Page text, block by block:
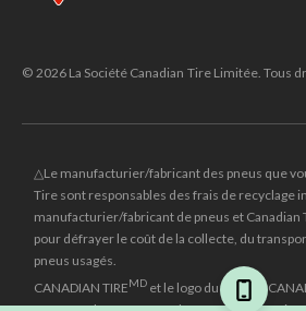
© 2026 La Société Canadian Tire Limitée. Tous
△Le manufacturier/fabricant des pneus que
Tire sont responsables des frais de recyclage
manufacturier/fabricant de pneus et Canadian
pour défrayer le coût de la collecte, du
pneus usagés.
CANADIAN TIREMD et le logo du triangle